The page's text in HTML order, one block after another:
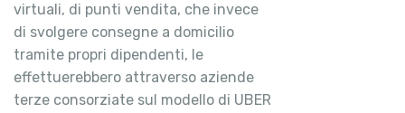
virtuali, di punti vendita, che invece
di svolgere consegne a domicilio
tramite propri dipendenti, le
effettuerebbero attraverso aziende
terze consorziate sul modello di UBER